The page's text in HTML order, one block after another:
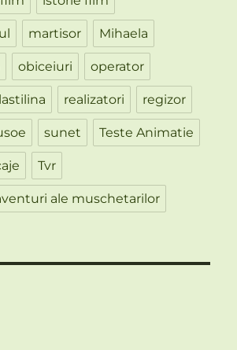
martisor Mihaela
obiceiuri operator
realizatori regizor
sunet Teste Animatie
Tvr
ale muschetarilor